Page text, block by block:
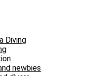
Diving
newbies